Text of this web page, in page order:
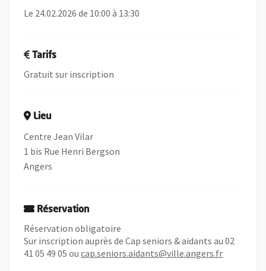
Le 24.02.2026 de 10:00 à 13:30
Tarifs
Gratuit sur inscription
Lieu
Centre Jean Vilar
1 bis Rue Henri Bergson
Angers
Réservation
Réservation obligatoire
Sur inscription auprès de Cap seniors & aidants au 02
41 05 49 05 ou cap.seniors.aidants@ville.angers.fr